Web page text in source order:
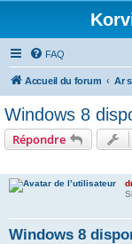
FAQ
Accueil du forum
Windows 8
Répondre
Windows 8